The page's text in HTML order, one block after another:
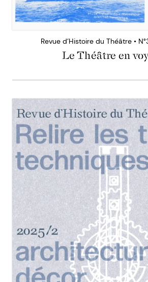
Revue d’Histoire du Théâtre •
Le Théâtre en